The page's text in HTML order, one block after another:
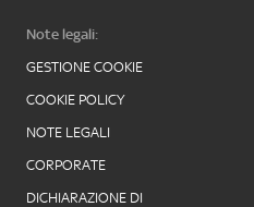
Note legali:
GESTIONE COOKIE
COOKIE POLICY
NOTE LEGALI
CORPORATE
DICHIARAZIONE DI